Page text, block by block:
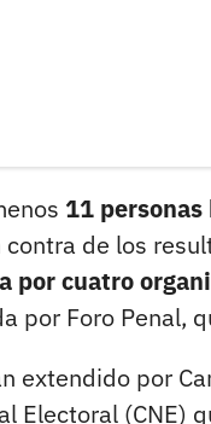
11
de los
por cuatro
por Foro Penal,
extendido por
Electoral (CNE)